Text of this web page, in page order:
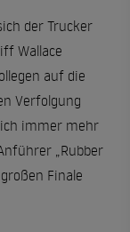
der Trucker
Wallace
auf die
Verfolgung
immer mehr
„Rubber
Finale